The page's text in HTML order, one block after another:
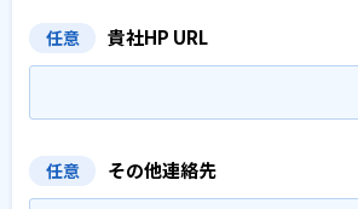
任意 貴社HP URL
任意 その他連絡先